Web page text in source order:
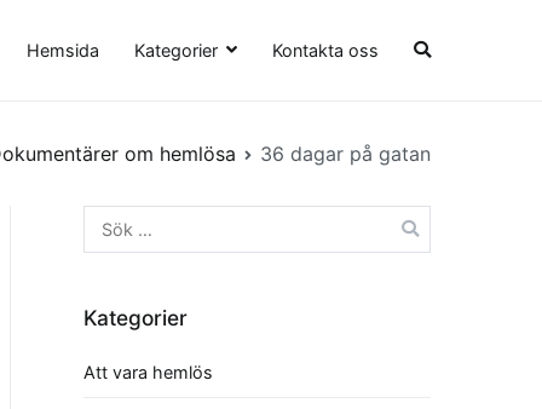
Hemsida Kategorier Kontakta oss
om hemlösa 36 dagar på gatan
Sök
efter:
Kategorier
Att vara hemlös